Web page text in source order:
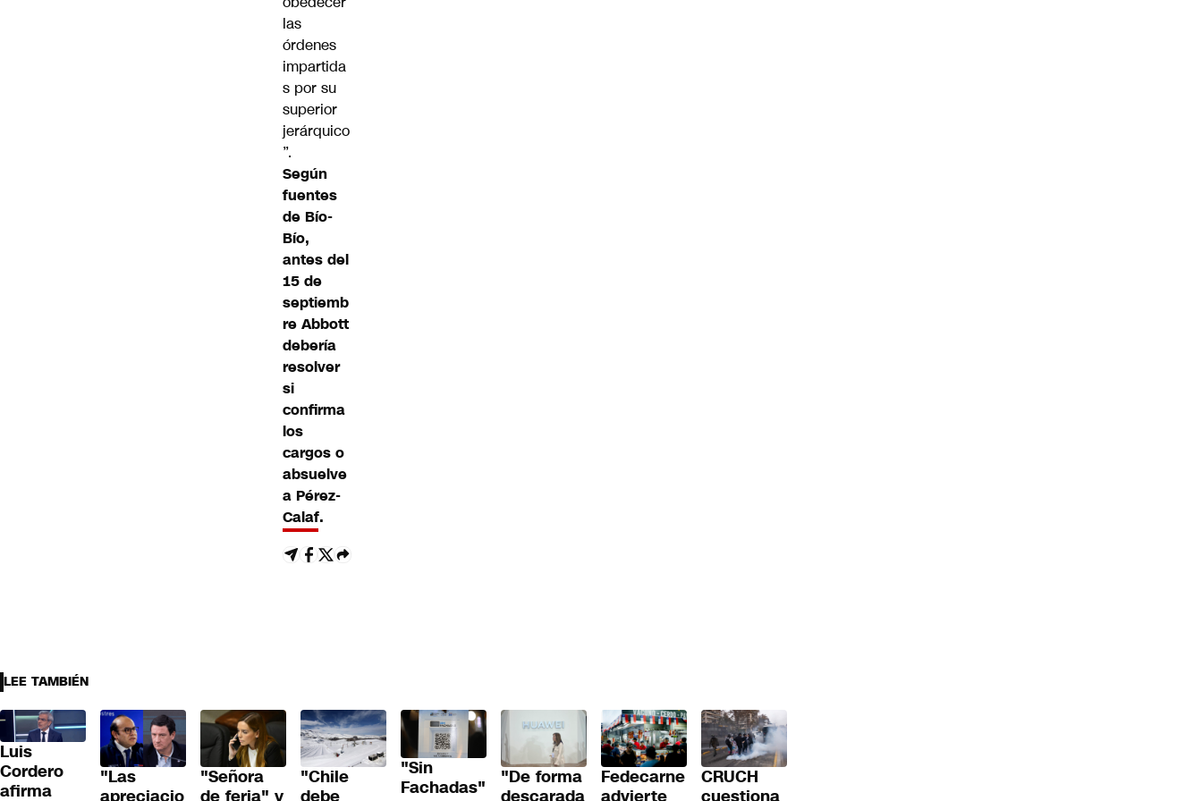
las
órdenes
impartida
s por su
superior
jerárquico
”.
Según
fuentes
de Bío-
Bío,
antes del
15 de
septiemb
re Abbott
debería
resolver
si
confirma
los
cargos o
absuelve
a Pérez-
Calaf.
LEE TAMBIÉN
Luis
Cordero
afirma
"Las
"Señora
"Chile
"Sin
Fachadas"
"De forma
Fedecarne
CRUCH